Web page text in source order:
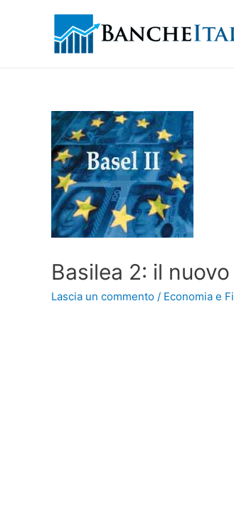
Basilea 2: il
Lascia un commento / Economia e